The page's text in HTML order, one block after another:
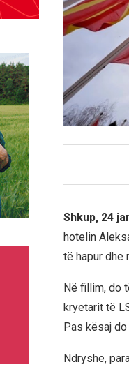
Shkup, 24
hotelin
të hapur dhe
Në fillim, do
kryetarit të
Pas kësaj
Ndryshe,